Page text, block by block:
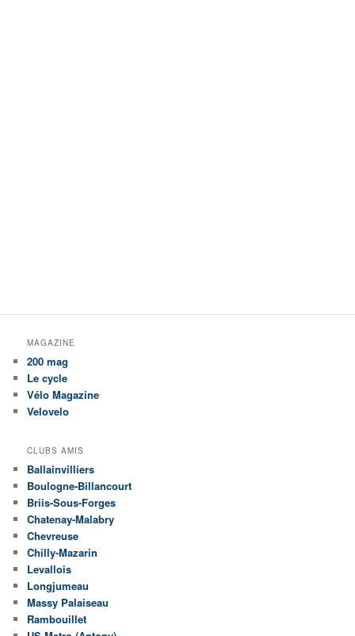
MAGAZINE
200 mag
Le cycle
Vélo Magazine
Velovelo
CLUBS AMIS
Ballainvilliers
Boulogne-Billancourt
Briis-Sous-Forges
Chatenay-Malabry
Chevreuse
Chilly-Mazarin
Levallois
Longjumeau
Massy Palaiseau
Rambouillet